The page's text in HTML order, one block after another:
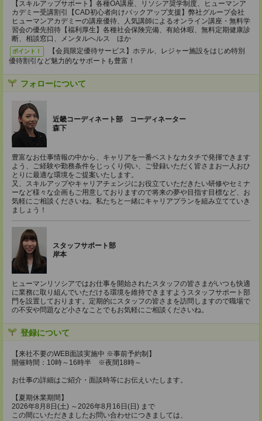
【スキルアップサポート】各種OA講座、リソシア奨学制度、ヒューマンア
カデミー受講割引【CAD初心者向けバックアップ支援】弊社グループ会社
ヒューマンアカデミーの講座優待、人気講師によるオンライン講座・無料学
習会の優先招待【福利厚生】各種社会保険完備、有給休暇、無料定期健康診
断、相談窓口、メンタルヘルス ほか
ポイント！
【会員限定優待サービス】ホテル、レジャー施設をはじめ特別
優待割引など魅力的なサポートも豊富！
フォローについて
近畿コーディネート部 コーディネーター
森下
豊富なお仕事情報の中から、キャリアを一番ベストなカタチで発揮できます
よう、ご経験や勤務条件をじっくり伺い、ご登録いただく皆さまお一人おひ
とりに最適な環境をご提案いたします。
又、スキルアップやキャリアチェンジにお役立ていただきたい研修やセミナ
ーなど様々な企画もご用意しておりますので将来の夢や目指す目標など、お
気軽にご相談くださいね。私たちと一緒にキャリアプランを組み立てていき
ましょう！
スタッフサポート部
岸本
ヒューマンリソシアではお仕事を開始されたスタッフの皆さまがいつも快適
に業務に取り組んでいただける環境を維持できますようスタッフサポート部
門を設置しております。定期的にスタッフの皆さまを訪問しますので職場で
の不安や問題など小さなことでもお気軽にご相談くださいね。
登録について
【来社不要のWEB面談実施中 ※事前予約制】
開催時間：10時～16時半 ※夜間18時～
お仕事の詳細はご紹介・面談時等にお伝えいたします。
【夏期休業期間】
2026年8月8日(土) ～2026年8月16日(日) まで
この間にいただきましたお問い合わせにつきましては、